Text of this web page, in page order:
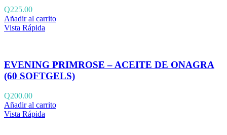
Q225.00
Añadir al carrito
Vista Rápida
EVENING PRIMROSE – ACEITE DE ONAGRA
(60 SOFTGELS)
Q200.00
Añadir al carrito
Vista Rápida